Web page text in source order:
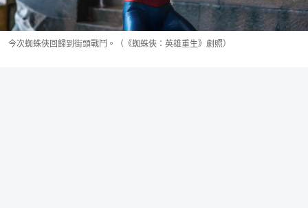
今次蜘蛛俠回歸到街頭戰鬥。（《蜘蛛俠：英雄重生》劇照）